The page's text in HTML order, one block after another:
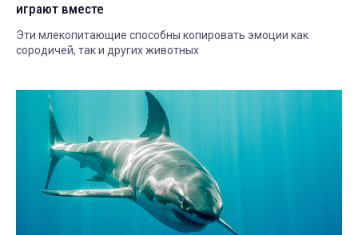
играют вместе
Эти млекопитающие способны копировать эмоции как
сородичей, так и других животных